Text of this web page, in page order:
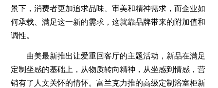
景下，消费者更加追求品味、审美和精神需求，而企业如
何承载、满足这一新的需求，这就靠品牌带来的附加值和
调性。
曲美最新推出让爱重回客厅的主题活动，新品在满足
定制坐感的基础上，从物质转向精神，从坐感到情感，营
销有了人文关怀的情怀。富兰克力推的高级定制浴室柜新